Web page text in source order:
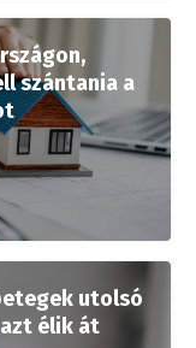
szántania a
utolsó
élik át